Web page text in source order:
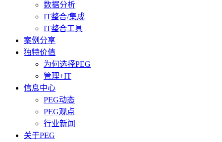
数据分析
IT整合/集成
IT整合工具
案例分享
独特价值
为何选择PEG
管理+IT
信息中心
PEG动态
PEG观点
行业新闻
关于PEG